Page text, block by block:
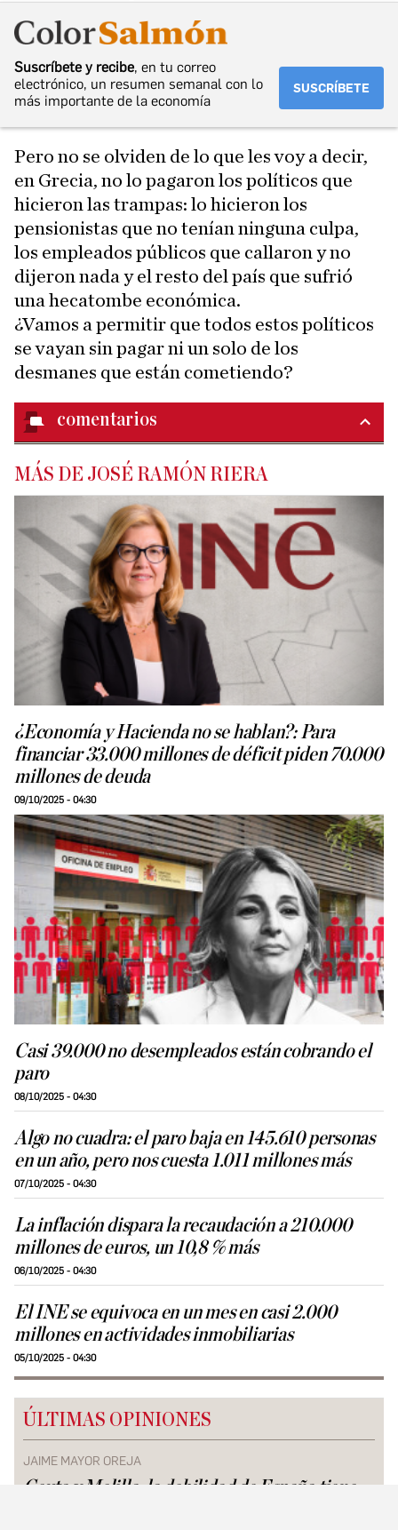
Suscríbete y recibe, en tu correo
electrónico, un resumen semanal con lo
más importante de la economía
SUSCRÍBETE
Pero no se olviden de lo que les voy a decir,
en Grecia, no lo pagaron los políticos que
hicieron las trampas: lo hicieron los
pensionistas que no tenían ninguna culpa,
los empleados públicos que callaron y no
dijeron nada y el resto del país que sufrió
una hecatombe económica.
¿Vamos a permitir que todos estos políticos
se vayan sin pagar ni un solo de los
desmanes que están cometiendo?
comentarios
MÁS DE JOSÉ RAMÓN RIERA
¿Economía y Hacienda no se hablan?: Para
financiar 33.000 millones de déficit piden 70.000
millones de deuda
09/10/2025 - 04:30
Casi 39.000 no desempleados están cobrando el
paro
08/10/2025 - 04:30
Algo no cuadra: el paro baja en 145.610 personas
en un año, pero nos cuesta 1.011 millones más
07/10/2025 - 04:30
La inflación dispara la recaudación a 210.000
millones de euros, un 10,8 % más
06/10/2025 - 04:30
El INE se equivoca en un mes en casi 2.000
millones en actividades inmobiliarias
05/10/2025 - 04:30
ÚLTIMAS OPINIONES
JAIME MAYOR OREJA
Ceuta y Melilla: la debilidad de España tiene